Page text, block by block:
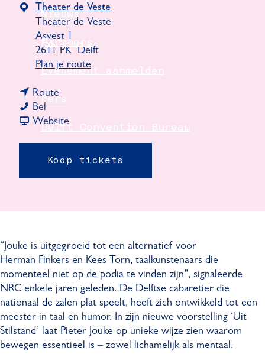
Nieuws
Partners
Evenement aanmelden
Pers
Delft Convention Bureau
Theater de Veste
Theater de Veste
Asvest 1
2611 PK Delft
Plan je routen
a
i
t
e
k
e
-
U
i
t
S
t
Routen
a
a
r
i
e
o
u
k
e
-
U
t
BelP
i
e
e
r
e
-
U
i
t
S
t
i
Websitev
a
P
i
J
o
u
k
e
-
U
i
Koop tickets
“Jouke is uitgegroeid tot een alternatief voor
Herman Finkers en Kees Torn, taalkunstenaars die
momenteel niet op de podia te vinden zijn”, signaleerde
NRC enkele jaren geleden. De Delftse cabaretier die
nationaal de zalen plat speelt, heeft zich ontwikkeld tot een
meester in taal en humor. In zijn nieuwe voorstelling ‘Uit
Stilstand’ laat Pieter Jouke op unieke wijze zien waarom
bewegen essentieel is – zowel lichamelijk als mentaal.